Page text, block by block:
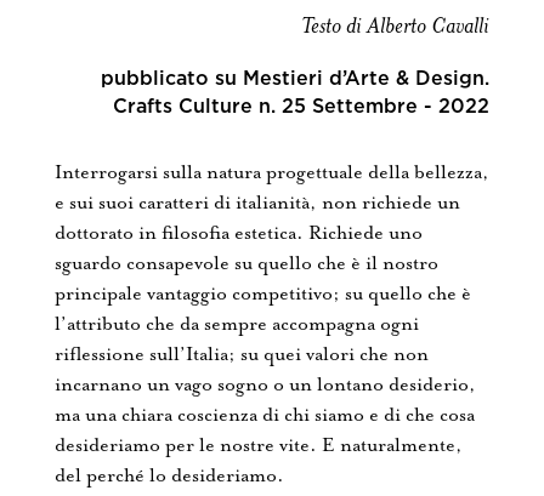
Contatti
Testo di Alberto Cavalli
pubblicato su Mestieri d’Arte & Design.
Crafts Culture n. 25 Settembre - 2022
Interrogarsi sulla natura progettuale della bellezza,
e sui suoi caratteri di italianità, non richiede un
dottorato in filosofia estetica. Richiede uno
sguardo consapevole su quello che è il nostro
principale vantaggio competitivo; su quello che è
l’attributo che da sempre accompagna ogni
riflessione sull’Italia; su quei valori che non
incarnano un vago sogno o un lontano desiderio,
ma una chiara coscienza di chi siamo e di che cosa
desideriamo per le nostre vite. E naturalmente,
del perché lo desideriamo.